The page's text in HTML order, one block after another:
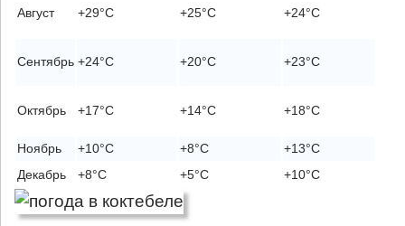
Август +29°C +25°C +24°C
Сентябрь +24°C +20°C +23°C
Октябрь +17°C +14°C +18°C
Ноябрь
+10°C +8°C +13°C
Декабрь
+8°C +5°C +10°C